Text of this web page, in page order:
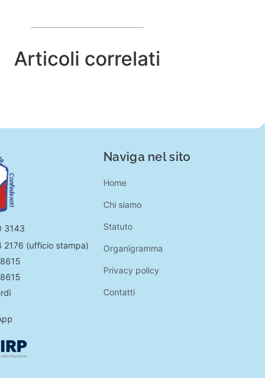
Articoli correlati
3143
(ufficio stampa)
Naviga nel sito
Home
Chi siamo
Statuto
Organigramma
Privacy policy
Contatti